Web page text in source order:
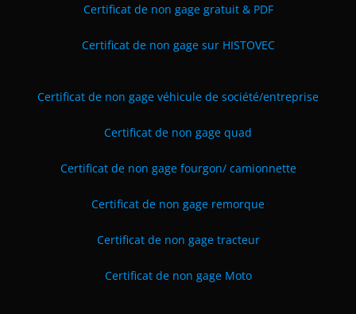
Certificat de non gage gratuit & PDF
Certificat de non gage sur HISTOVEC
Certificat de non gage véhicule de société/entreprise
Certificat de non gage quad
Certificat de non gage fourgon/ camionnette
Certificat de non gage remorque
Certificat de non gage tracteur
Certificat de non gage Moto